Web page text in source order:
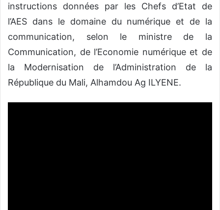
instructions données par les Chefs d’Etat de
l’AES dans le domaine du numérique et de la
communication, selon le ministre de la
Communication, de l’Economie numérique et de
la Modernisation de l’Administration de la
République du Mali, Alhamdou Ag ILYENE.